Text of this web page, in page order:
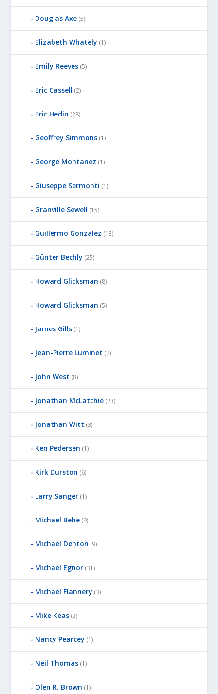
Douglas Axe (5)
Elizabeth Whately (1)
Emily Reeves (5)
Eric Cassell (2)
Eric Hedin (28)
Geoffrey Simmons (1)
George Montanez (1)
Giuseppe Sermonti (1)
Granville Sewell (15)
Guillermo Gonzalez (13)
Günter Bechly (25)
Howard Glicksman (8)
Howard Glicksman (5)
James Gills (1)
Jean-Pierre Luminet (2)
John West (8)
Jonathan McLatchie (23)
Jonathan Witt (3)
Ken Pedersen (1)
Kirk Durston (6)
Larry Sanger (1)
Michael Behe (9)
Michael Denton (9)
Michael Egnor (31)
Michael Flannery (3)
Mike Keas (3)
Nancy Pearcey (1)
Neil Thomas (1)
Olen R. Brown (1)